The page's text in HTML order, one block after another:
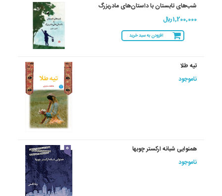
شب‌های تابستان با داستان‌های مادربزرگ
1,200,000 ريال
افزودن به سبد خرید
تیه طلا
ناموجود
همنوایی شبانه ارکستر چوبها
ناموجود